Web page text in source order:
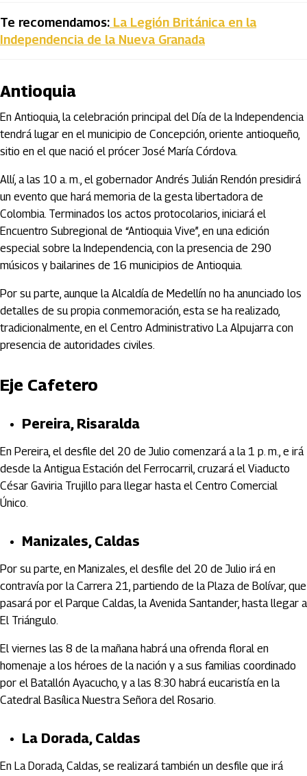
Te recomendamos: La Legión Británica en la
Independencia de la Nueva Granada
Antioquia
En Antioquia, la celebración principal del Día de la Independencia
tendrá lugar en el municipio de Concepción, oriente antioqueño,
sitio en el que nació el prócer José María Córdova.
Allí, a las 10 a. m., el gobernador Andrés Julián Rendón presidirá
un evento que hará memoria de la gesta libertadora de
Colombia. Terminados los actos protocolarios, iniciará el
Encuentro Subregional de “Antioquia Vive”, en una edición
especial sobre la Independencia, con la presencia de 290
músicos y bailarines de 16 municipios de Antioquia.
Por su parte, aunque la Alcaldía de Medellín no ha anunciado los
detalles de su propia conmemoración, esta se ha realizado,
tradicionalmente, en el Centro Administrativo La Alpujarra con
presencia de autoridades civiles.
Eje Cafetero
Pereira, Risaralda
En Pereira, el desfile del 20 de Julio comenzará a la 1 p. m., e irá
desde la Antigua Estación del Ferrocarril, cruzará el Viaducto
César Gaviria Trujillo para llegar hasta el Centro Comercial
Único.
Manizales, Caldas
Por su parte, en Manizales, el desfile del 20 de Julio irá en
contravía por la Carrera 21, partiendo de la Plaza de Bolívar, que
pasará por el Parque Caldas, la Avenida Santander, hasta llegar a
El Triángulo.
El viernes las 8 de la mañana habrá una ofrenda floral en
homenaje a los héroes de la nación y a sus familias coordinado
por el Batallón Ayacucho, y a las 8:30 habrá eucaristía en la
Catedral Basílica Nuestra Señora del Rosario.
La Dorada, Caldas
En La Dorada, Caldas, se realizará también un desfile que irá